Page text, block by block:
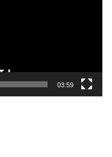
03:59